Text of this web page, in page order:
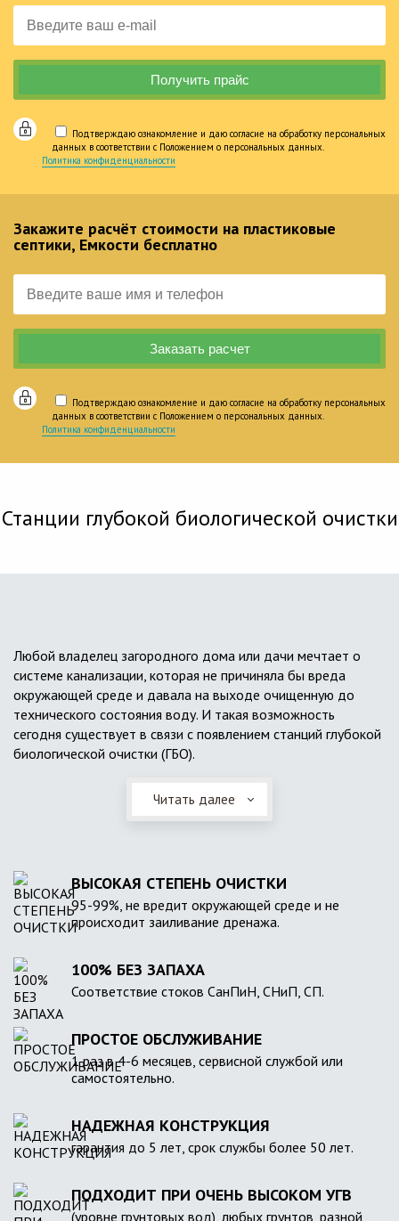
Подтверждаю ознакомление и даю согласие на обработку персональных
данных в соответствии с Положением о персональных данных.
Политика конфиденциальности
Закажите расчёт стоимости на пластиковые
септики, Емкости бесплатно
Подтверждаю ознакомление и даю согласие на обработку персональных
данных в соответствии с Положением о персональных данных.
Политика конфиденциальности
Станции глубокой биологической очистки
Любой владелец загородного дома или дачи мечтает о
системе канализации, которая не причиняла бы вреда
окружающей среде и давала на выходе очищенную до
технического состояния воду. И такая возможность
сегодня существует в связи с появлением станций глубокой
биологической очистки (ГБО).
Читать далее
ВЫСОКАЯ СТЕПЕНЬ ОЧИСТКИ
95-99%, не вредит окружающей среде и не
происходит заиливание дренажа.
100% БЕЗ ЗАПАХА
Соответствие стоков СанПиН, СНиП, СП.
ПРОСТОЕ ОБСЛУЖИВАНИЕ
1 раз в 4-6 месяцев, сервисной службой или
самостоятельно.
НАДЕЖНАЯ КОНСТРУКЦИЯ
гарантия до 5 лет, срок службы более 50 лет.
ПОДХОДИТ ПРИ ОЧЕНЬ ВЫСОКОМ УГВ
(уровне грунтовых вод), любых грунтов, разной